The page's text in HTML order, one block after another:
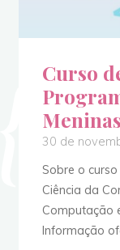
Curso
30 de
Sobre o
Ciência da
Computação
Informação